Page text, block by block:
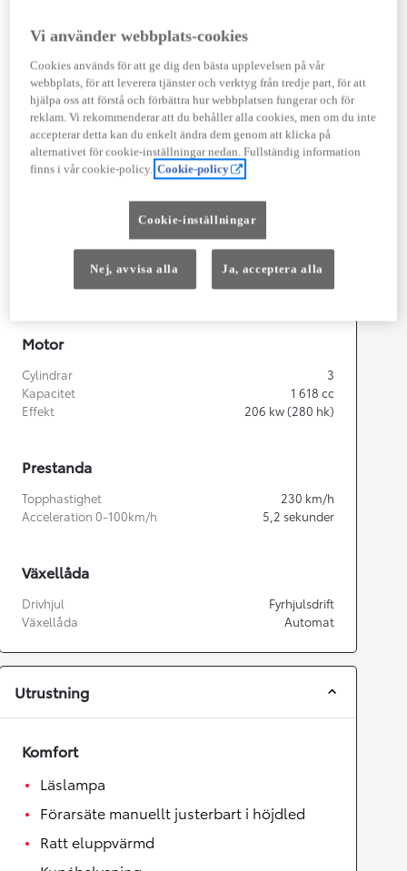
Width
1 805mm
Euro Class
EURO 6
Kombinerad Co2 215g/km
Motor
Cylindrar
3
Kapacitet
1 618 cc
Effekt
206 kw (280 hk)
Prestanda
Topphastighet 230 km/h
Acceleration 0-100km/h
5,2 sekunder
Växellåda
Drivhjul
Fyrhjulsdrift
Växellåda
Automat
Utrustning
Komfort
Läslampa
Förarsäte manuellt justerbart i höjdled
Ratt eluppvärmd
Vi använder webbplats-cookies
Cookies används för att ge dig den bästa upplevelsen på vår
webbplats, för att leverera tjänster och verktyg från tredje part, för att
hjälpa oss att förstå och förbättra hur webbplatsen fungerar och för
reklam. Vi rekommenderar att du behåller alla cookies, men om du inte
accepterar detta kan du enkelt ändra dem genom att klicka på
alternativet för cookie-inställningar nedan. Fullständig information
finns i vår cookie-policy. Cookie-policy
Cookie-inställningar
Nej, avvisa alla Ja, acceptera alla